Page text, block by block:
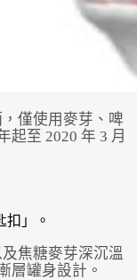
僅使用麥芽、啤
起至 2020 年 3 月
焦糖麥芽深沉溫
層罐身設計。